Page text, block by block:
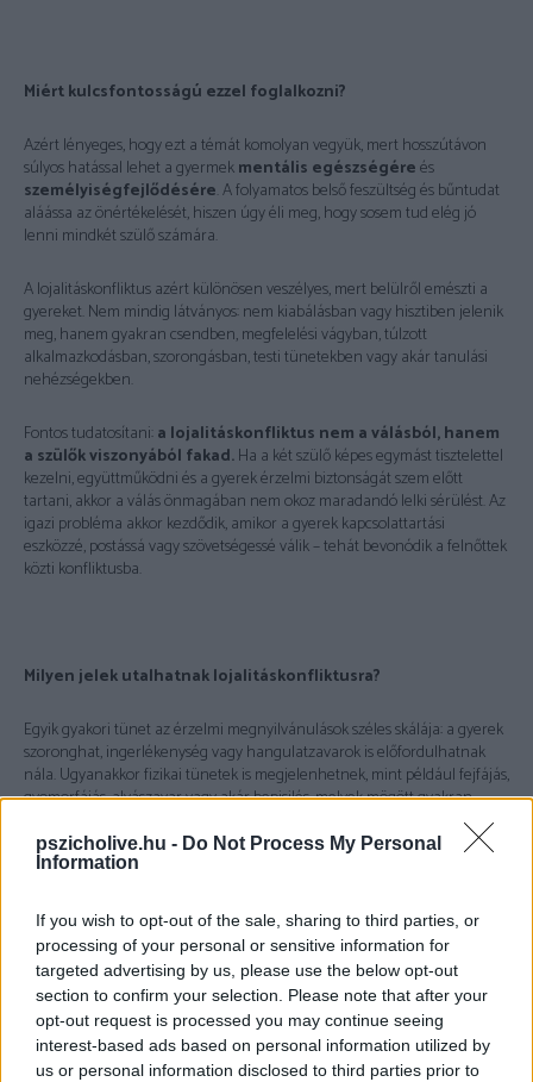
pszicholive.hu - Do Not Process My Personal
Information
If you wish to opt-out of the sale, sharing to third parties, or
processing of your personal or sensitive information for
targeted advertising by us, please use the below opt-out
section to confirm your selection. Please note that after your
opt-out request is processed you may continue seeing
interest-based ads based on personal information utilized by
us or personal information disclosed to third parties prior to
Miért kulcsfontosságú ezzel foglalkozni?
Azért lényeges, hogy ezt a témát komolyan vegyük, mert hosszútávon
súlyos hatással lehet a gyermekmentális egészségéreés
személyiségfejlődésére . A folyamatos belső feszültség és bűntudat
aláássa az önértékelését, hiszen úgy éli meg, hogy sosem tud elég jó
lenni mindkét szülő számára.
A lojalitáskonfliktus azért különösen veszélyes, mert belülről emészti a
gyereket. Nem mindig látványos: nem kiabálásban vagy hisztiben jelenik
meg, hanem gyakran csendben, megfelelési vágyban, túlzott
alkalmazkodásban, szorongásban, testi tünetekben vagy akár tanulási
nehézségekben.
Fontos tudatosítani:a lojalitáskonfliktus nem a válásból, hanem
a szülők viszonyából fakad.Ha a két szülő képes egymást tisztelettel
kezelni, együttműködni és a gyerek érzelmi biztonságát szem előtt
tartani, akkor a válás önmagában nem okoz maradandó lelki sérülést. Az
igazi probléma akkor kezdődik, amikor a gyerek kapcsolattartási
eszközzé, postássá vagy szövetségessé válik – tehát bevonódik a felnőttek
közti konfliktusba.
Milyen jelek utalhatnak lojalitáskonfliktusra?
Egyik gyakori tünet az érzelmi megnyilvánulások széles skálája: a gyerek
szoronghat, ingerlékenység vagy hangulatzavarok is előfordulhatnak
nála. Ugyanakkor fizikai tünetek is megjelenhetnek, mint például fejfájás,
gyomorfájás, alvászavar vagy akár bepisilés, melyek mögött gyakran
érzelmi stressz húzódik meg. A gyermek néha visszahúzódóvá válik,
visszatarthat információkat és nehezebb számára a nyílt kommunikáció.
Gyakran reflex-szerűen támogatja az egyik szülőt, még akkor is, ha ezzel